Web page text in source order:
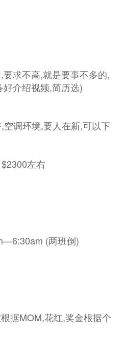
求不高,就是要事不多的,
介绍视频,简历选)
调环境,要人在新,可以下
左右
(两班倒)
据MOM,花红,奖金根据个